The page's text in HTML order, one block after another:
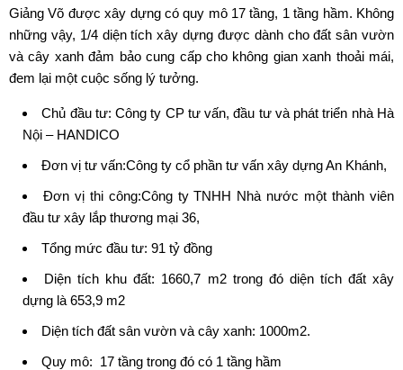
Giảng Võ được xây dựng có quy mô 17 tầng, 1 tầng hầm. Không
những vậy, 1/4 diện tích xây dựng được dành cho đất sân vườn
và cây xanh đảm bảo cung cấp cho không gian xanh thoải mái,
đem lại một cuộc sống lý tưởng.
Chủ đầu tư: Công ty CP tư vấn, đầu tư và phát triển nhà Hà
Nội – HANDICO
Đơn vị tư vấn:Công ty cổ phần tư vấn xây dựng An Khánh,
Đơn vị thi công:Công ty TNHH Nhà nước một thành viên
đầu tư xây lắp thương mại 36,
Tổng mức đầu tư: 91 tỷ đồng
Diện tích khu đất: 1660,7 m2 trong đó diện tích đất xây
dựng là 653,9 m2
Diện tích đất sân vườn và cây xanh: 1000m2.
Quy mô: 17 tầng trong đó có 1 tầng hầm